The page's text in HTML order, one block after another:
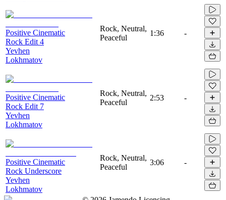
Positive Cinematic
Rock Edit 4
Yevhen
Lokhmatov
Rock, Neutral,
Peaceful
1:36 -
Positive Cinematic
Rock Edit 7
Yevhen
Lokhmatov
Rock, Neutral,
Peaceful
2:53 -
Positive Cinematic
Rock Underscore
Yevhen
Lokhmatov
Rock, Neutral,
Peaceful
3:06 -